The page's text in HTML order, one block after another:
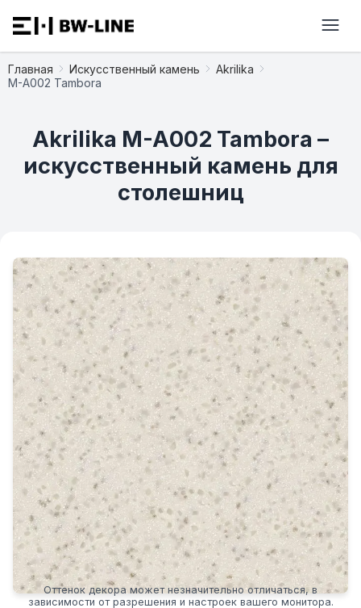
Главная Искусственный камень
Akrilika
M-A002 Tambora
Akrilika M-A002 Tambora –
искусственный камень для
столешниц
Оттенок декора может незначительно отличаться, в
зависимости от разрешения и настроек вашего монитора.